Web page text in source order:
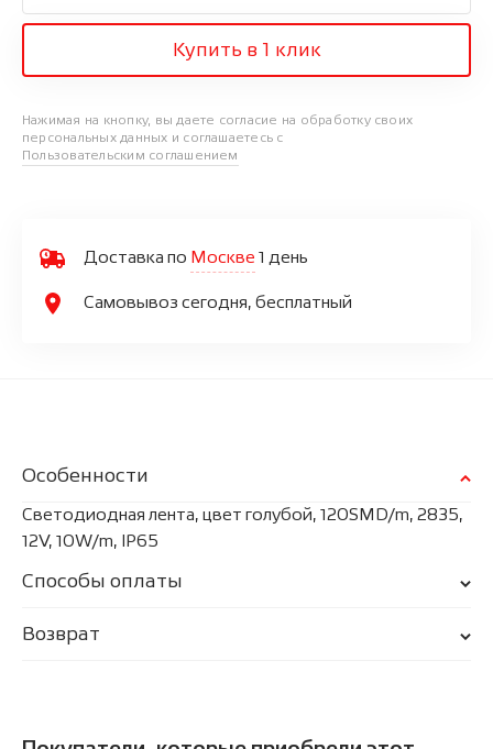
Купить в 1 клик
Нажимая на кнопку, вы даете согласие на обработку своих
персональных данных и соглашаетесь с
Пользовательским соглашением
Доставка по Москве 1 день
Самовывоз сегодня, бесплатный
Особенности
Светодиодная лента, цвет голубой, 120SMD/m, 2835,
12V, 10W/m, IP65
Способы оплаты
Возврат